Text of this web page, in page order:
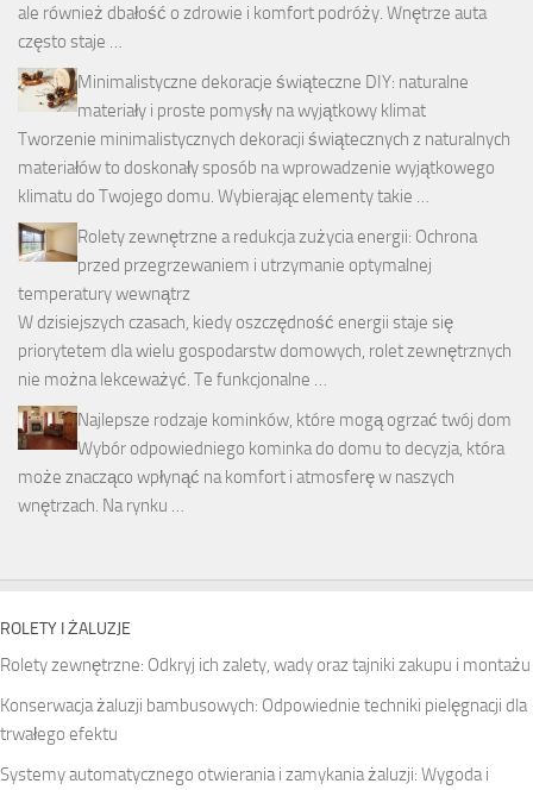
ale również dbałość o zdrowie i komfort podróży. Wnętrze auta
często staje …
Minimalistyczne dekoracje świąteczne DIY: naturalne
materiały i proste pomysły na wyjątkowy klimat
Tworzenie minimalistycznych dekoracji świątecznych z naturalnych
materiałów to doskonały sposób na wprowadzenie wyjątkowego
klimatu do Twojego domu. Wybierając elementy takie …
Rolety zewnętrzne a redukcja zużycia energii: Ochrona
przed przegrzewaniem i utrzymanie optymalnej
temperatury wewnątrz
W dzisiejszych czasach, kiedy oszczędność energii staje się
priorytetem dla wielu gospodarstw domowych, rolet zewnętrznych
nie można lekceważyć. Te funkcjonalne …
Najlepsze rodzaje kominków, które mogą ogrzać twój dom
Wybór odpowiedniego kominka do domu to decyzja, która
może znacząco wpłynąć na komfort i atmosferę w naszych
wnętrzach. Na rynku …
ROLETY I ŻALUZJE
Rolety zewnętrzne: Odkryj ich zalety, wady oraz tajniki zakupu i montażu
Konserwacja żaluzji bambusowych: Odpowiednie techniki pielęgnacji dla
trwałego efektu
Systemy automatycznego otwierania i zamykania żaluzji: Wygoda i